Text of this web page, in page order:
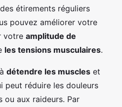
étirements réguliers
pouvez améliorer votre
votre amplitude de
les tensions musculaires.
détendre les muscles et
peut réduire les douleurs
ou aux raideurs. Par